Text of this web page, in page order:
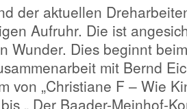
der aktuellen
Aufruhr. Die ist
Wunder. Dies beginnt
mit Bernd
von „Christiane F – Wie
„ Der Baader-Meinhof-